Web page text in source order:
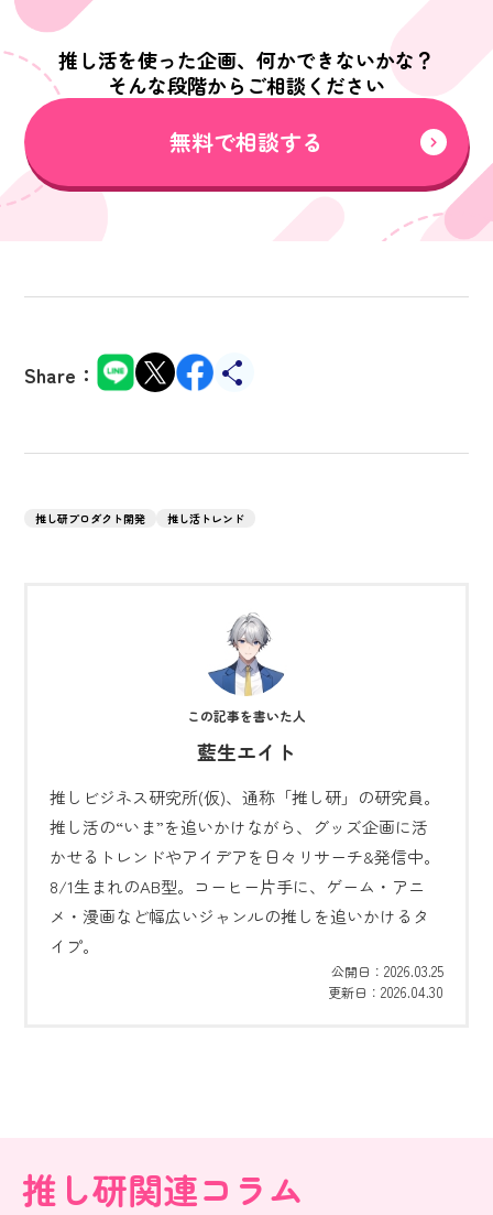
推し活を使った企画、何かできないかな？
そんな段階からご相談ください
無料で相談する
Share：
推し研プロダクト開発 推し活トレンド
藍生エイト
推しビジネス研究所(仮)、通称「推し研」の研究員。
推し活の“いま”を追いかけながら、グッズ企画に活
かせるトレンドやアイデアを日々リサーチ&発信中。
8/1生まれのAB型。コーヒー片手に、ゲーム・アニ
メ・漫画など幅広いジャンルの推しを追いかけるタ
イプ。
公開日： 2026.03.25
更新日： 2026.04.30
推し研関連コラム